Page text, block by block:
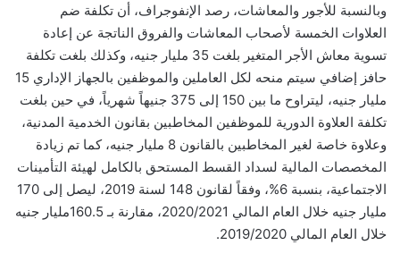
وبالنسبة للأجور والمعاشات، رصد الإنفوجراف، أن تكلفة ضم
العلاوات الخمسة لأصحاب المعاشات والفروق الناتجة عن إعادة
تسوية معاش الأجر المتغير بلغت 35 مليار جنيه، وكذلك بلغت تكلفة
حافز إضافي سيتم منحه لكل العاملين والموظفين بالجهاز الإداري 15
مليار جنيه، ليتراوح ما بين 150 إلى 375 جنيهاً شهرياً، في حين بلغت
تكلفة العلاوة الدورية للموظفين المخاطبين بقانون الخدمية المدنية،
وعلاوة خاصة لغير المخاطبين بالقانون 8 مليار جنيه، كما تم زيادة
المخصصات المالية لسداد القسط المستحق بالكامل لهيئة التأمينات
الاجتماعية، بنسبة 6%، وفقاً لقانون 148 لسنة 2019، ليصل إلى 170
مليار جنيه خلال العام المالي 2020/2021، مقارنة بـ 160.5مليار جنيه
خلال العام المالي 2019/2020.